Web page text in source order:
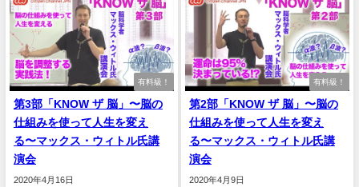
有料級！
第3部「KNOW ザ 脳」〜脳の
仕組みを使って人生を変え
る〜マックス・ウィトル氏講
演会
2020年4月16日
有料級！
第2部「KNOW ザ 脳」〜脳の
仕組みを使って人生を変え
る〜マックス・ウィトル氏講
演会
2020年4月9日